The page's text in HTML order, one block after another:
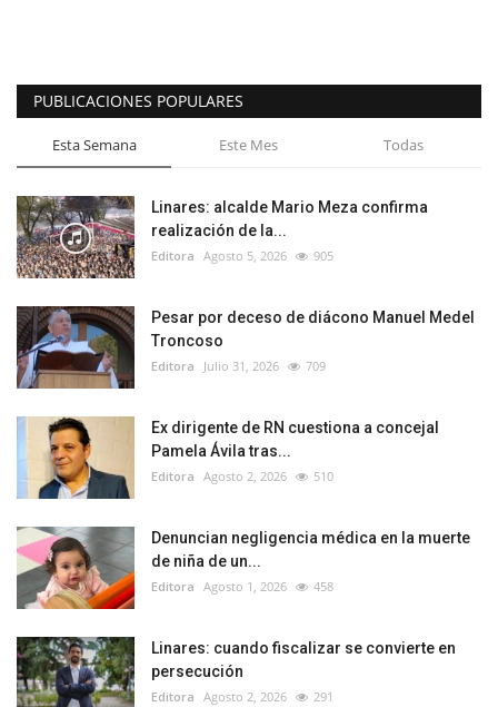
PUBLICACIONES POPULARES
Esta Semana Este Mes Todas
Linares: alcalde Mario Meza confirma
realización de la...
Editora Agosto 5, 2026 905
Pesar por deceso de diácono Manuel Medel
Troncoso
Editora Julio 31, 2026 709
Ex dirigente de RN cuestiona a concejal
Pamela Ávila tras...
Editora Agosto 2, 2026 510
Denuncian negligencia médica en la muerte
de niña de un...
Editora Agosto 1, 2026 458
Linares: cuando fiscalizar se convierte en
persecución
Editora Agosto 2, 2026 291